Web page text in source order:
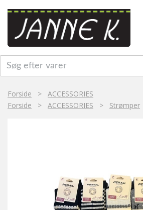
Forside > ACCESSORIES
Forside > ACCESSORIES > Strømper